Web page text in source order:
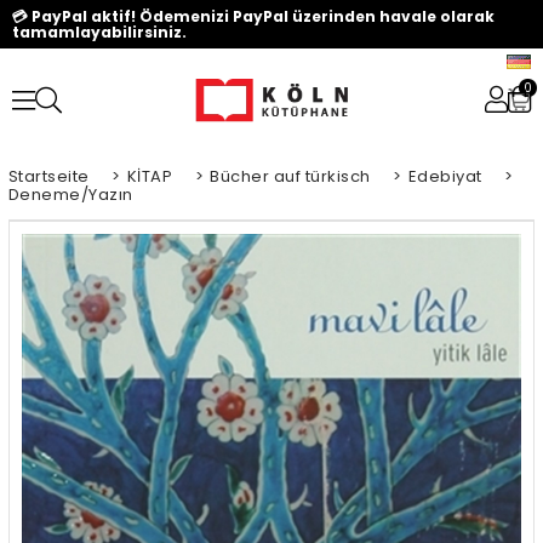
💳 PayPal aktif! Ödemenizi PayPal üzerinden havale olarak
tamamlayabilirsiniz.
0
Startseite > KİTAP > Bücher auf türkisch > Edebiyat >
Deneme/Yazın